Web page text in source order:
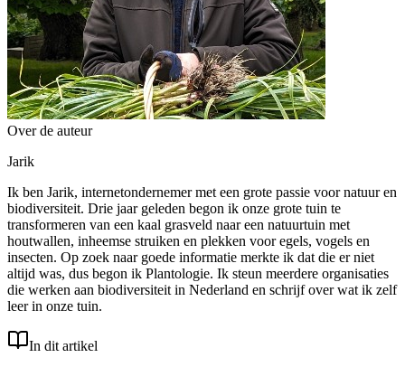
Over de auteur
Jarik
Ik ben Jarik, internetondernemer met een grote passie voor natuur en
biodiversiteit. Drie jaar geleden begon ik onze grote tuin te
transformeren van een kaal grasveld naar een natuurtuin met
houtwallen, inheemse struiken en plekken voor egels, vogels en
insecten. Op zoek naar goede informatie merkte ik dat die er niet
altijd was, dus begon ik Plantologie. Ik steun meerdere organisaties
die werken aan biodiversiteit in Nederland en schrijf over wat ik zelf
leer in onze tuin.
In dit artikel